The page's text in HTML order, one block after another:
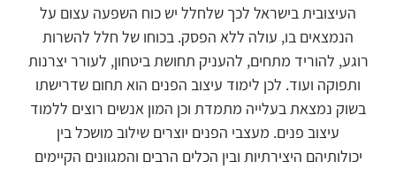
העיצובית בישראל לכך שלחלל יש כוח השפעה עצום על
הנמצאים בו, עולה ללא הפסק. בכוחו של חלל להשרות
רוגע, להוריד מתחים, להעניק תחושת ביטחון, לעורר יצרנות
ותפוקה ועוד. לכן לימוד עיצוב הפנים הוא תחום שדרישתו
בשוק נמצאת בעלייה מתמדת וכן המון אנשים רוצים ללמוד
עיצוב פנים. מעצבי הפנים יוצרים שילוב מושכל בין
יכולותיהם היצירתיות ובין הכלים הרבים והמגוונים הקיימים